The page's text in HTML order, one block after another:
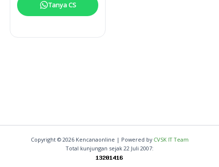
Tanya CS
Copyright © 2026 Kencanaonline | Powered by CVSK IT Team
Total kunjungan sejak 22 Juli 2007: